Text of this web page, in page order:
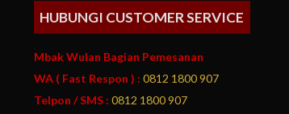
HUBUNGI CUSTOMER SERVICE
Mbak Wulan Bagian Pemesanan
WA ( Fast Respon ) : 0812 1800 907
Telpon / SMS : 0812 1800 907